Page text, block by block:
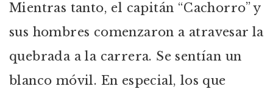
Mientras tanto, el capitán “Cachorro” y
sus hombres comenzaron a atravesar la
quebrada a la carrera. Se sentían un
blanco móvil. En especial, los que